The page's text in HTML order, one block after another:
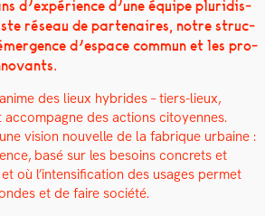
d’expérience d’une équipe pluridis­
réseau de parte­naires, notre struc­
d’espace com­mun et les pro­
des lieux hybrides – tiers-lieux,
accom­pa­gne des actions citoyennes.
vision nou­velle de la fab­rique urbaine :
basé sur les besoins con­crets et
où l’intensification des usages per­met
et de faire société.